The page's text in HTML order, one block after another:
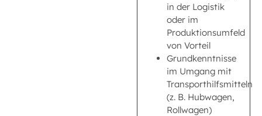
in der Logistik
oder im
Produktionsumfeld
von Vorteil
Grundkenntnisse
im Umgang mit
Transporthilfsmitteln
(z. B. Hubwagen,
Rollwagen)